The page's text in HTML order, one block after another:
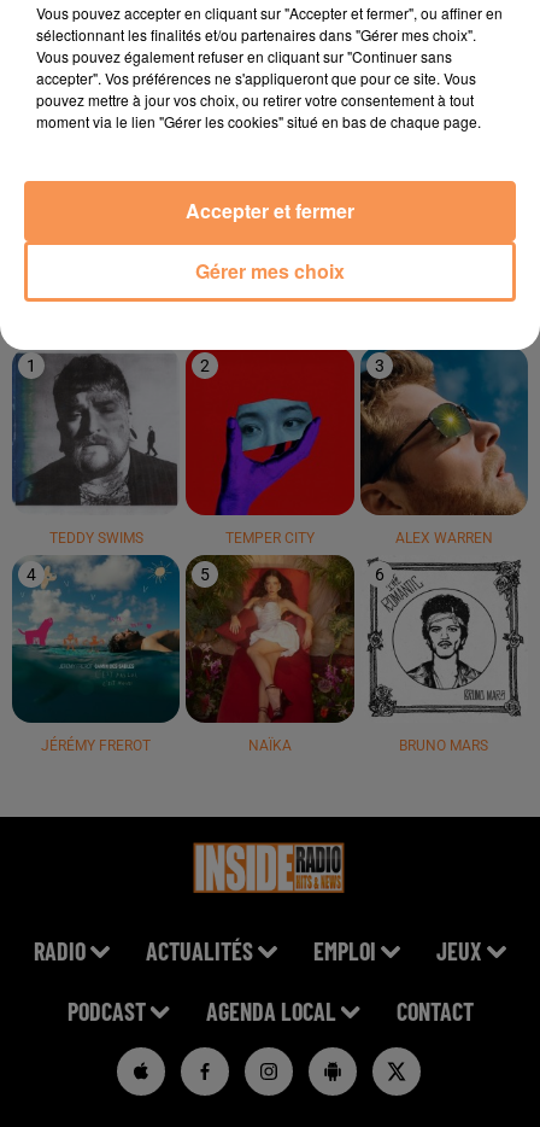
14h08
14h08 14h03
14h03
Boosté
14h00
14h00
LE TOP
1
TEDDY SWIMS
2
TEMPER CITY
3
ALEX WARREN
4
JÉRÉMY FREROT
5
NAÏKA
6
BRUNO MARS
RADIO ACTUALITÉS EMPLOI JEUX
PODCAST AGENDA LOCAL CONTACT
Vous pouvez accepter en cliquant sur "Accepter et fermer", ou affiner en
sélectionnant les finalités et/ou partenaires dans "Gérer mes choix".
Vous pouvez également refuser en cliquant sur "Continuer sans
accepter". Vos préférences ne s'appliqueront que pour ce site. Vous
pouvez mettre à jour vos choix, ou retirer votre consentement à tout
moment via le lien "Gérer les cookies" situé en bas de chaque page.
Gérer mes choix
Accepter et fermer